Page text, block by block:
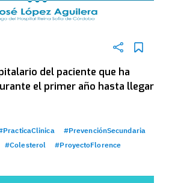
del paciente que ha
el primer año hasta llegar
#PrevenciónSecundaria
#Colesterol #ProyectoFlorence